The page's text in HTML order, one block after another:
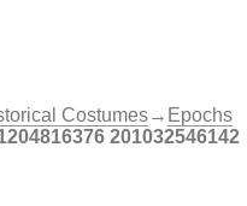
Costumes→ Epochs
201032546142